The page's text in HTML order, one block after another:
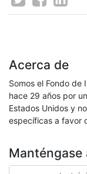
Acerca de
Somos el Fondo de
hace 29 años por
Estados Unidos y
específicas a favor
Manténgase